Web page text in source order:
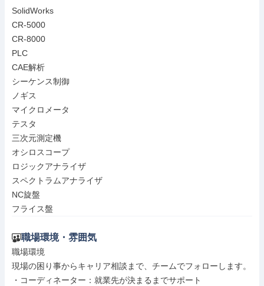
SolidWorks
CR-5000
CR-8000
PLC
CAE解析
シーケンス制御
ノギス
マイクロメータ
テスタ
三次元測定機
オシロスコープ
ロジックアナライザ
スペクトラムアナライザ
NC旋盤
フライス盤
職場環境・雰囲気
職場環境
現場の困り事からキャリア相談まで、チームでフォローします。
・コーディネーター：就業先が決まるまでサポート